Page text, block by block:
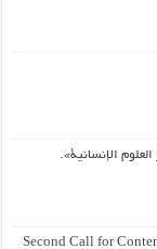
الإنسانية».
Second Call for